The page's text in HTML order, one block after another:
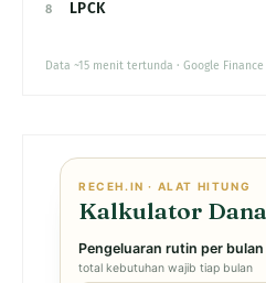
8 LPCK
Data ~15 menit tertunda · Google Finance
RECEH.IN · ALAT HITUNG
Kalkulator
Pengeluaran rutin per bulan
total kebutuhan wajib tiap bulan